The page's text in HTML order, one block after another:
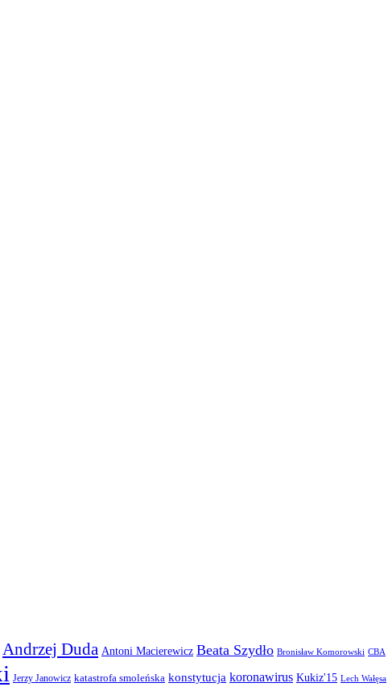
Andrzej Duda Antoni Macierewicz Beata Szydło Bronisław Komorowski CBA
Jerzy Janowicz katastrofa smoleńska konstytucja koronawirus Kukiz'15 Lech Wałęsa